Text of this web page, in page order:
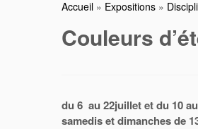
Accueil » Expositions »
Couleurs
du 6 au 22juillet et du 10
samedis et dimanches de